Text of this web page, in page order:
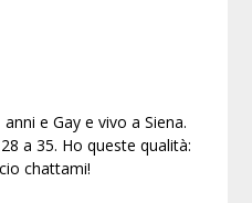
e Gay e vivo a Siena.
a 35. Ho queste qualità:
chattami!